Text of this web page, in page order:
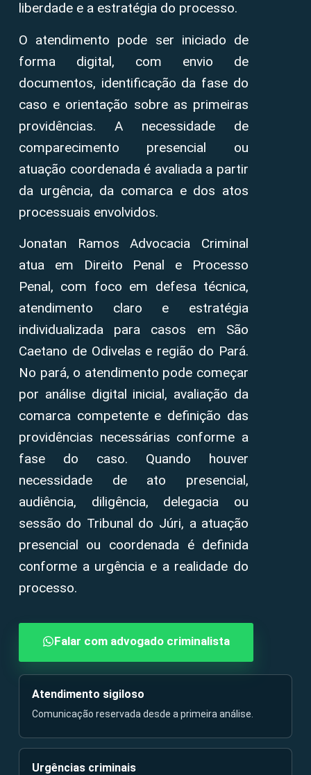
liberdade e a estratégia do processo.
O atendimento pode ser iniciado de
forma digital, com envio de
documentos, identificação da fase do
caso e orientação sobre as primeiras
providências. A necessidade de
comparecimento presencial ou
atuação coordenada é avaliada a partir
da urgência, da comarca e dos atos
processuais envolvidos.
Jonatan Ramos Advocacia Criminal
atua em Direito Penal e Processo
Penal, com foco em defesa técnica,
atendimento claro e estratégia
individualizada para casos em São
Caetano de Odivelas e região do Pará.
No pará, o atendimento pode começar
por análise digital inicial, avaliação da
comarca competente e definição das
providências necessárias conforme a
fase do caso. Quando houver
necessidade de ato presencial,
audiência, diligência, delegacia ou
sessão do Tribunal do Júri, a atuação
presencial ou coordenada é definida
conforme a urgência e a realidade do
processo.
Falar com advogado criminalista
Atendimento sigiloso
Comunicação reservada desde a primeira análise.
Urgências criminais